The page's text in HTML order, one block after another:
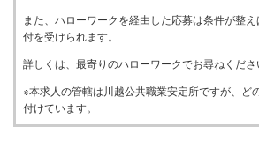
また、ハローワークを経由した応募は条件が整
付を受けられます。
詳しくは、最寄りのハローワークでお尋ねくださ
※本求人の管轄は川越公共職業安定所ですが、ど
付けています。